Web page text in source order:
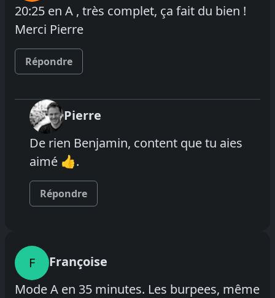
20:25 en A , très complet, ça fait du bien !
Merci Pierre
Répondre
Pierre
De rien Benjamin, content que tu aies
aimé 👍.
Répondre
F
Françoise
Mode A en 35 minutes. Les burpees, même